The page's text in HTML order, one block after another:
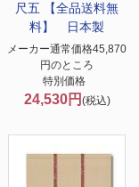
尺五 【全品送料無
料】 日本製
メーカー通常価格45,870
円のところ
特別価格
24,530円 (税込)